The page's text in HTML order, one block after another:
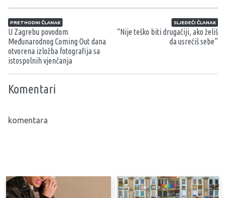
Navigacija članaka
PRETHODNI ČLANAK
U Zagrebu povodom
Međunarodnog Coming Out dana
otvorena izložba fotografija sa
istospolnih vjenčanja
SLJEDEĆI ČLANAK
“Nije teško biti drugačiji, ako želiš
da usrećiš sebe”
Komentari
komentara